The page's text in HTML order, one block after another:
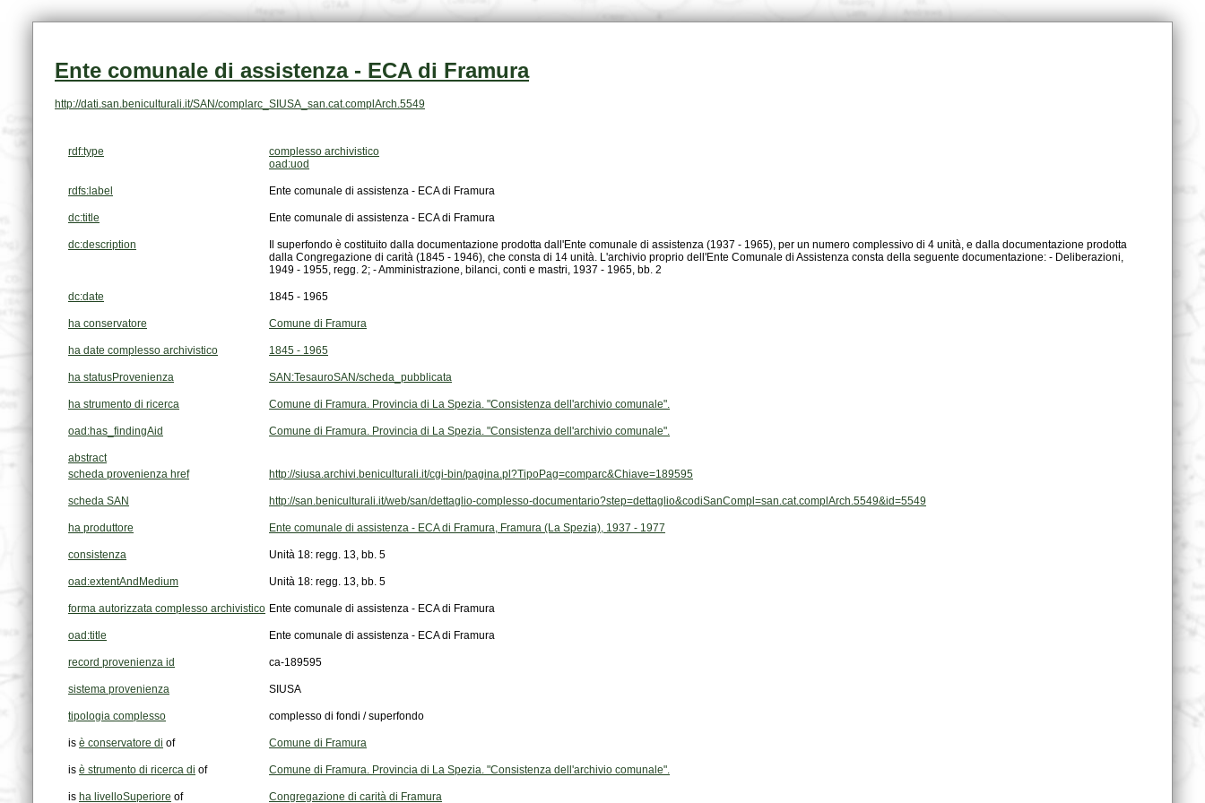
Ente comunale di assistenza - ECA di Framura
http://dati.san.beniculturali.it/SAN/complarc_SIUSA_san.cat.complArch.5549
rdf:type
complesso archivistico
oad:uod
rdfs:label Ente comunale di assistenza - ECA di Framura
dc:title Ente comunale di assistenza - ECA di Framura
dc:description
1949 - 1955, regg. 2; - Amministrazione, bilanci, conti e mastri, 1937 - 1965, bb. 2
dc:date 1845 - 1965
ha conservatore Comune di Framura
ha date complesso archivistico 1845 - 1965
ha statusProvenienza SAN:TesauroSAN/scheda_pubblicata
ha strumento di ricerca Comune di Framura. Provincia di La Spezia. "Consistenza dell'archivio comunale".
oad:has_findingAid Comune di Framura. Provincia di La Spezia. "Consistenza dell'archivio comunale".
abstract
scheda provenienza href
http://siusa.archivi.beniculturali.it/cgi-bin/pagina.pl?TipoPag=comparc&Chiave=189595
scheda SAN http://san.beniculturali.it/web/san/dettaglio-complesso-documentario?step=dettaglio&codiSanCompl=san.cat.complArch.5549&id=5549
ha produttore Ente comunale di assistenza - ECA di Framura, Framura (La Spezia), 1937 - 1977
consistenza Unità 18: regg. 13, bb. 5
oad:extentAndMedium Unità 18: regg. 13, bb. 5
forma autorizzata complesso archivistico Ente comunale di assistenza - ECA di Framura
oad:title Ente comunale di assistenza - ECA di Framura
record provenienza id ca-189595
sistema provenienza SIUSA
tipologia complesso complesso di fondi / superfondo
is è conservatore di of Comune di Framura
is è strumento di ricerca di of Comune di Framura. Provincia di La Spezia. "Consistenza dell'archivio comunale".
is ha livelloSuperiore of Congregazione di carità di Framura